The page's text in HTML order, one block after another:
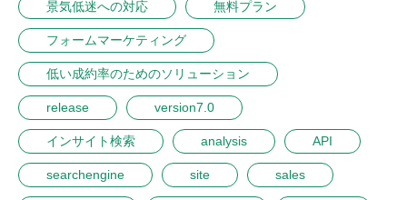
景気低迷への対応 無料プラン
フォームマーケティング
低い成約率のためのソリューション
release version7.0
インサイト検索 analysis API
searchengine site sales